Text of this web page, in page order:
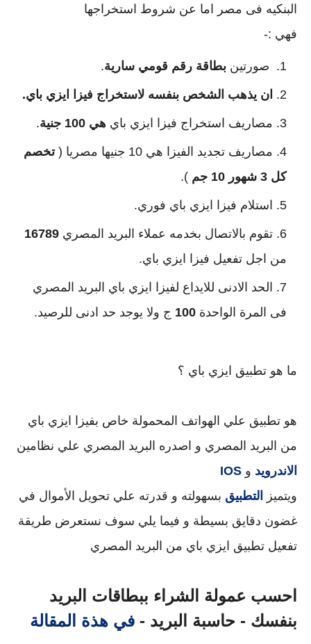
البنكيه فى مصر اما عن شروط استخراجها
فهي :-
صورتين بطاقة رقم قومي سارية.
ان يذهب الشخص بنفسه لاستخراج فيزا ايزي باي.
مصاريف استخراج فيزا ايزي باي هي 100 جنية .
مصاريف تجديد الفيزا هي 10 جنيها مصريا (
كل 3 شهور 10 جم
).
استلام فيزا ايزي باي فوري.
تقوم بالاتصال بخدمه عملاء البريد المصري 16789
من اجل تفعيل فيزا ايزي باي.
فى المرة الواحدة 100 ج ولا يوجد حد ادنى للرصيد.
ما هو تطبيق ايزي باي ؟
من البريد المصري و اصدره البريد المصري علي نظامين
الاندرويد و IOS
ويتميز
التطبيق
تفعيل تطبيق ايزي باي من البريد المصري
احسب عمولة الشراء ببطاقات البريد
بنفسك - حاسبة البريد - في هذة المقالة